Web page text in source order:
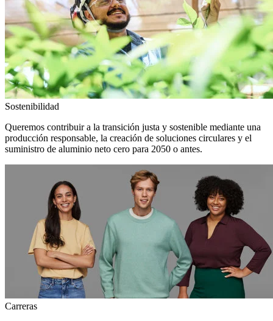
Sostenibilidad
Queremos contribuir a la transición justa y sostenible mediante una
producción responsable, la creación de soluciones circulares y el
suministro de aluminio neto cero para 2050 o antes.
Carreras